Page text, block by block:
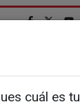
cuál es tu